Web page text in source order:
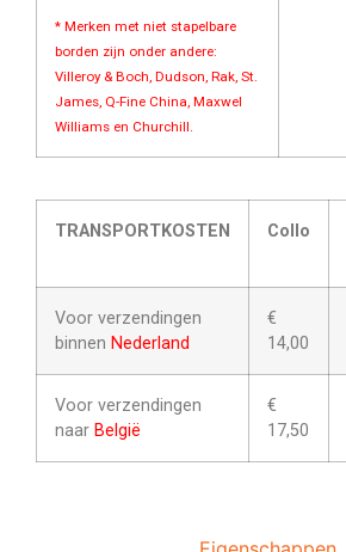
* Merken met niet stapelbare
borden zijn onder andere:
Villeroy & Boch, Dudson, Rak, St.
James, Q-Fine China, Maxwel
Williams en Churchill.
TRANSPORTKOSTEN Collo
Voor verzendingen
binnen Nederland
€
14,00
Voor verzendingen
naar België
€
17,50